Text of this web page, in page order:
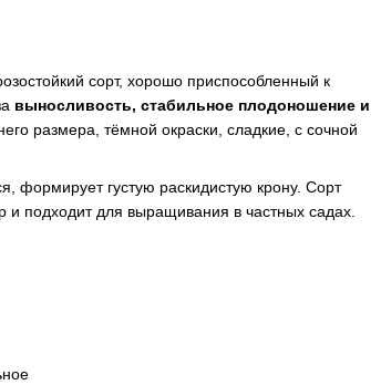
сорт, хорошо приспособленный к
выносливость, стабильное плодоношение и
размера, тёмной окраски, сладкие, с сочной
формирует густую раскидистую крону. Сорт
подходит для выращивания в частных садах.